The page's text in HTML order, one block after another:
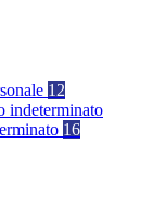
12
indeterminato
16